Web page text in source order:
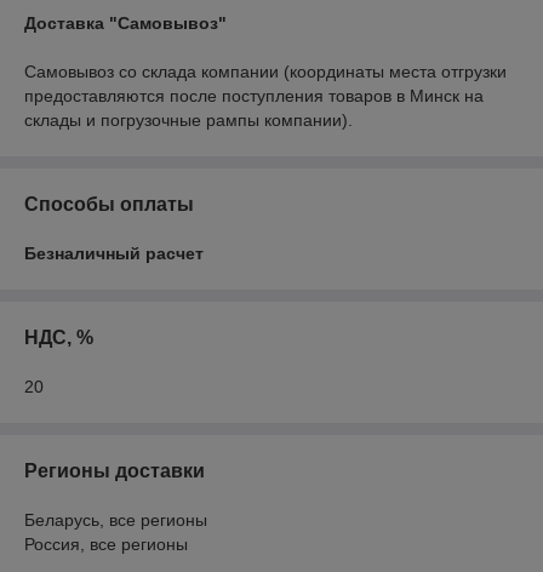
Доставка "Самовывоз"
Самовывоз со склада компании (координаты места отгрузки
предоставляются после поступления товаров в Минск на
склады и погрузочные рампы компании).
Способы оплаты
Безналичный расчет
НДС, %
20
Регионы доставки
Беларусь, все регионы
Россия, все регионы